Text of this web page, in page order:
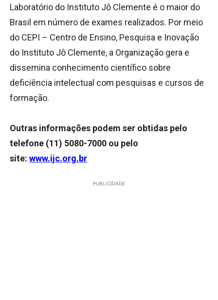
Laboratório do Instituto Jô Clemente é o maior do
Brasil em número de exames realizados. Por meio
do CEPI – Centro de Ensino, Pesquisa e Inovação
do Instituto Jô Clemente, a Organização gera e
dissemina conhecimento científico sobre
deficiência intelectual com pesquisas e cursos de
formação.
Outras informações podem ser obtidas pelo
telefone (11) 5080-7000 ou pelo
site: www.ijc.org.br
PUBLICIDADE